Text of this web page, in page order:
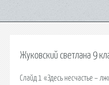
Жуковский светлана 9
Слайд 1 «Здесь несчастье –